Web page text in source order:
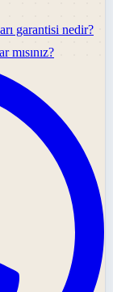
garantisi nedir?
mısınız?